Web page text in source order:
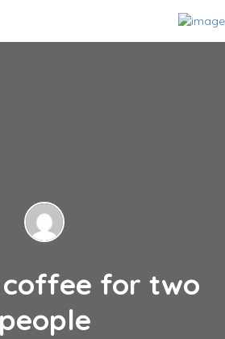
coffee for two
people